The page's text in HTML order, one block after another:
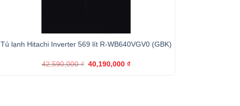
Tủ lạnh Hitachi Inverter 569 lít R-WB640VGV0 (GBK)
42,590,000₫ Giá
gốc
40,190,000₫Giá